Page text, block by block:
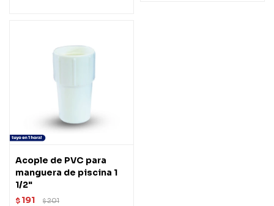
Acople de PVC para
manguera de piscina 1
1/2"
$ 191 $201